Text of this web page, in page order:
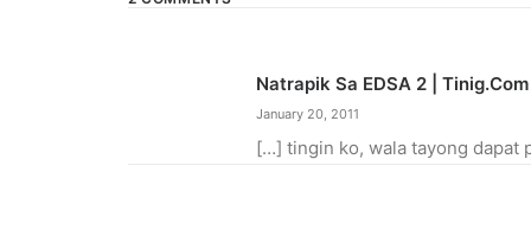
Natrapik Sa EDSA 2 | Tinig.com
January 20, 2011
[…] tingin ko, wala tayong dapat